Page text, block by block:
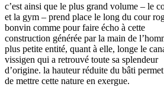
c’est ainsi que le plus grand volume – le
et la gym – prend place le long du cour
bonvin comme pour faire écho à cette
construction générée par la main de
plus petite entité, quant à elle, longe le
vissigen qui a retrouvé toute sa splendeur
d’origine. la hauteur réduite du bâti
de mettre cette nature en exergue.